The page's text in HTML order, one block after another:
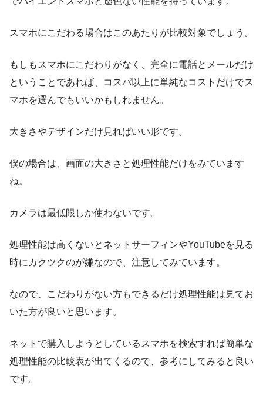
スマホにこだわる場合はこのあたりが比較対象でしょう。
もしもスマホにこだわりがなく、完全に電話とメールだけ
ということであれば、コスパ以上に単純なコストだけでス
マホを選んでもいいかもしれません。
大きさやデザインだけ見ればいい形です。
僕の場合は、画面の大きさと処理性能だけをみています
ね。
カメラは最低限しか使わないです。
処理性能は高くないとネットサーフィンやYouTubeを見る
時にカクツクのが嫌なので、注意してみています。
なので、こだわりがない方もできるだけ処理性能は見てお
いた方が良いと思います。
ネットで購入しようとしているスマホを検索すれば簡単な
処理性能の比較表が出てくるので、参考にしてみると良い
です。